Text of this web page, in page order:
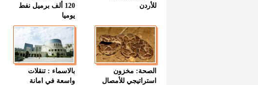
للأردن
120 ألف برميل نفط
يوميا
الصحة: مخزون
استراتيجي للأمصال
بالاسماء : تنقلات
واسعة في امانة